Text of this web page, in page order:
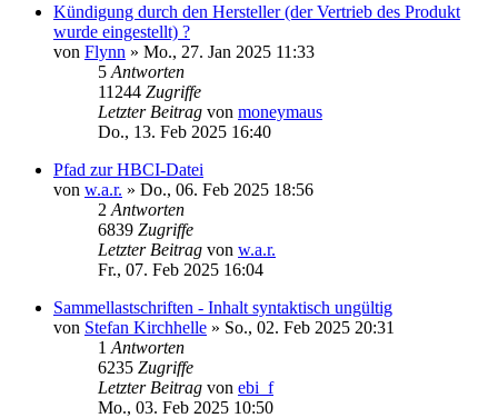
Kündigung durch den Hersteller (der Vertrieb des Produkt
wurde eingestellt) ?
von Flynn » Mo., 27. Jan 2025 11:33
5 Antworten
11244 Zugriffe
Letzter Beitrag von moneymaus
Do., 13. Feb 2025 16:40
Pfad zur HBCI-Datei
von w.a.r. » Do., 06. Feb 2025 18:56
2 Antworten
6839 Zugriffe
Letzter Beitrag von w.a.r.
Fr., 07. Feb 2025 16:04
Sammellastschriften - Inhalt syntaktisch ungültig
von Stefan Kirchhelle » So., 02. Feb 2025 20:31
1 Antworten
6235 Zugriffe
Letzter Beitrag von ebi_f
Mo., 03. Feb 2025 10:50